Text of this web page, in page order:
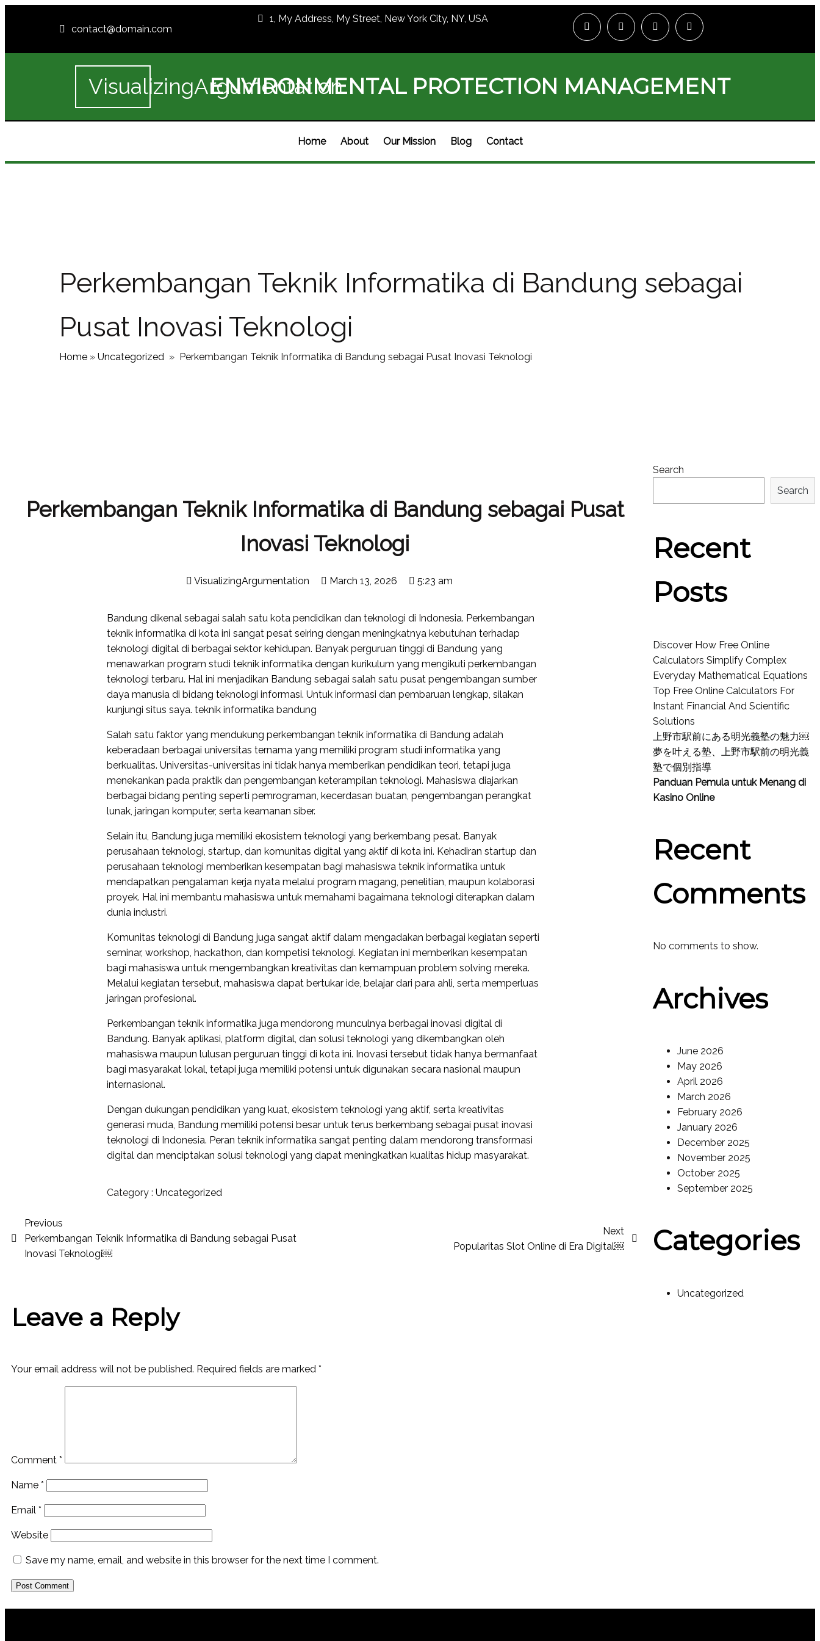
contact@domain.com
1, My Address, My Street, New York City, NY, USA
VisualizingArgumentation
ENVIRONMENTAL PROTECTION MANAGEMENT
Home About Our Mission Blog Contact
Perkembangan Teknik Informatika di Bandung sebagai
Pusat Inovasi Teknologi
Home » Uncategorized » Perkembangan Teknik Informatika di Bandung sebagai Pusat Inovasi Teknologi
Perkembangan Teknik Informatika di Bandung sebagai Pusat
Inovasi Teknologi
VisualizingArgumentation March 13, 2026 5:23 am
Bandung dikenal sebagai salah satu kota pendidikan dan teknologi di Indonesia. Perkembangan
teknik informatika di kota ini sangat pesat seiring dengan meningkatnya kebutuhan terhadap
teknologi digital di berbagai sektor kehidupan. Banyak perguruan tinggi di Bandung yang
menawarkan program studi teknik informatika dengan kurikulum yang mengikuti perkembangan
teknologi terbaru. Hal ini menjadikan Bandung sebagai salah satu pusat pengembangan sumber
daya manusia di bidang teknologi informasi. Untuk informasi dan pembaruan lengkap, silakan
kunjungi situs saya.teknik informatika bandung
Salah satu faktor yang mendukung perkembangan teknik informatika di Bandung adalah
keberadaan berbagai universitas ternama yang memiliki program studi informatika yang
berkualitas. Universitas-universitas ini tidak hanya memberikan pendidikan teori, tetapi juga
menekankan pada praktik dan pengembangan keterampilan teknologi. Mahasiswa diajarkan
berbagai bidang penting seperti pemrograman, kecerdasan buatan, pengembangan perangkat
lunak, jaringan komputer, serta keamanan siber.
Selain itu, Bandung juga memiliki ekosistem teknologi yang berkembang pesat. Banyak
perusahaan teknologi, startup, dan komunitas digital yang aktif di kota ini. Kehadiran startup dan
perusahaan teknologi memberikan kesempatan bagi mahasiswa teknik informatika untuk
mendapatkan pengalaman kerja nyata melalui program magang, penelitian, maupun kolaborasi
proyek. Hal ini membantu mahasiswa untuk memahami bagaimana teknologi diterapkan dalam
dunia industri.
Komunitas teknologi di Bandung juga sangat aktif dalam mengadakan berbagai kegiatan seperti
seminar, workshop, hackathon, dan kompetisi teknologi. Kegiatan ini memberikan kesempatan
bagi mahasiswa untuk mengembangkan kreativitas dan kemampuan problem solving mereka.
Melalui kegiatan tersebut, mahasiswa dapat bertukar ide, belajar dari para ahli, serta memperluas
jaringan profesional.
Perkembangan teknik informatika juga mendorong munculnya berbagai inovasi digital di
Bandung. Banyak aplikasi, platform digital, dan solusi teknologi yang dikembangkan oleh
mahasiswa maupun lulusan perguruan tinggi di kota ini. Inovasi tersebut tidak hanya bermanfaat
bagi masyarakat lokal, tetapi juga memiliki potensi untuk digunakan secara nasional maupun
internasional.
Dengan dukungan pendidikan yang kuat, ekosistem teknologi yang aktif, serta kreativitas
generasi muda, Bandung memiliki potensi besar untuk terus berkembang sebagai pusat inovasi
teknologi di Indonesia. Peran teknik informatika sangat penting dalam mendorong transformasi
digital dan menciptakan solusi teknologi yang dapat meningkatkan kualitas hidup masyarakat.
Category : Uncategorized
Previous
Perkembangan Teknik Informatika di Bandung sebagai Pusat
Inovasi Teknologi￼
Next
Popularitas Slot Online di Era Digital￼
Leave a Reply
Your email address will not be published. Required fields are marked *
Comment *
Name *
Email *
Website
Save my name, email, and website in this browser for the next time I comment.
Search
Search
Recent
Posts
Discover How Free Online
Calculators Simplify Complex
Everyday Mathematical Equations
Top Free Online Calculators For
Instant Financial And Scientific
Solutions
上野市駅前にある明光義塾の魅力￼
夢を叶える塾、上野市駅前の明光義
塾で個別指導
Panduan Pemula untuk Menang di
Kasino Online
Recent
Comments
No comments to show.
Archives
June 2026
May 2026
April 2026
March 2026
February 2026
January 2026
December 2025
November 2025
October 2025
September 2025
Categories
Uncategorized